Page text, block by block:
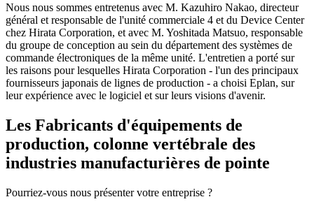
Nous nous sommes entretenus avec M. Kazuhiro Nakao, directeur
général et responsable de l'unité commerciale 4 et du Device Center
chez Hirata Corporation, et avec M. Yoshitada Matsuo, responsable
du groupe de conception au sein du département des systèmes de
commande électroniques de la même unité. L'entretien a porté sur
les raisons pour lesquelles Hirata Corporation - l'un des principaux
fournisseurs japonais de lignes de production - a choisi Eplan, sur
leur expérience avec le logiciel et sur leurs visions d'avenir.
Les Fabricants d'équipements de
production, colonne vertébrale des
industries manufacturières de pointe
Pourriez-vous nous présenter votre entreprise ?